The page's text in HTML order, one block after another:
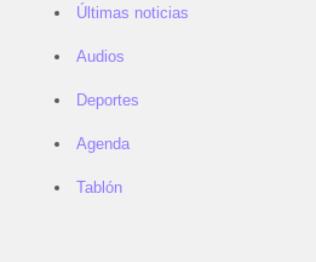
Últimas noticias
Audios
Deportes
Agenda
Tablón